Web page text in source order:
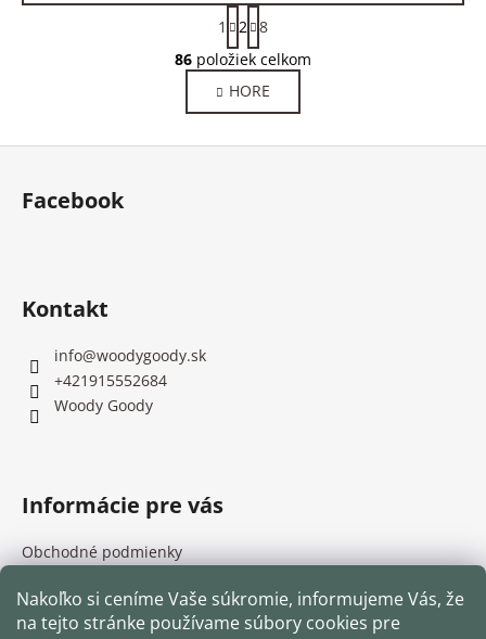
Nakoľko si ceníme Vaše súkromie, informujeme Vás, že
na tejto stránke používame súbory cookies pre
O
v
l
á
d
S
t
r
á
n
k
1 2 8
86 položiek celkom
HORE
Z
Facebook
Kontakt
info@woodygoody.sk
+421915552684
Woody Goody
Informácie pre vás
Obchodné podmienky
Odstúpenie od zmluvy
Reklamačný protokol